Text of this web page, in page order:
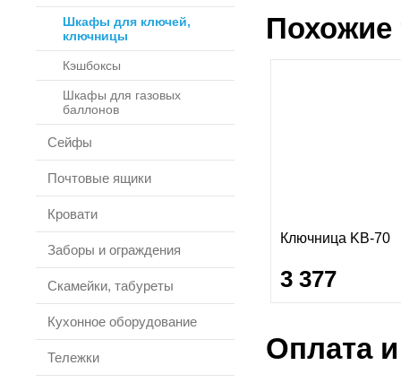
Шкафы для ключей,
ключницы
Кэшбоксы
Шкафы для газовых
баллонов
Сейфы
Почтовые ящики
Кровати
Заборы и ограждения
Скамейки, табуреты
Кухонное оборудование
Тележки
Ключница KB-70
3 377
Оплата